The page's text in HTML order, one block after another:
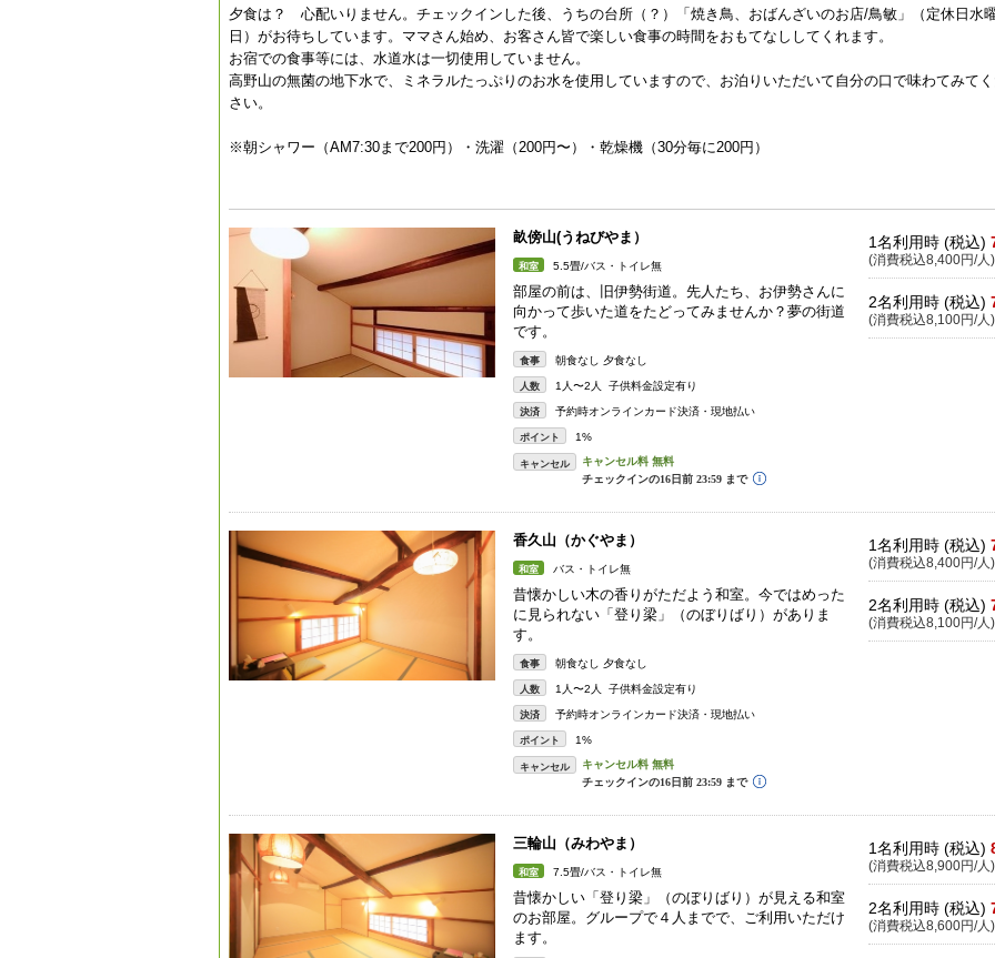
夕食は？ 心配いりません。チェックインした後、うちの台所（？）「焼き鳥、おばんざいのお店/鳥敏」（定休日水
日）がお待ちしています。ママさん始め、お客さん皆で楽しい食事の時間をおもてなししてくれます。
お宿での食事等には、水道水は一切使用していません。
高野山の無菌の地下水で、ミネラルたっぷりのお水を使用していますので、お泊りいただいて自分の口で味わてみて
さい。
※朝シャワー（AM7:30まで200円）・洗濯（200円〜）・乾燥機（30分毎に200円）
畝傍山(うねびやま）
和室 5.5畳/バス・トイレ無
部屋の前は、旧伊勢街道。先人たち、お伊勢さんに
向かって歩いた道をたどってみませんか？夢の街道
です。
食事 朝食なし 夕食なし
人数 1人〜2人 子供料金設定有り
決済 予約時オンラインカード決済・現地払い
ポイント 1%
キャンセル
1名利用時 (税込)
(消費税込8,400円/人)
2名利用時 (税込)
(消費税込8,100円/人)
香久山（かぐやま）
和室 バス・トイレ無
昔懐かしい木の香りがただよう和室。今ではめった
に見られない「登り梁」（のぼりばり）がありま
す。
食事 朝食なし 夕食なし
人数 1人〜2人 子供料金設定有り
決済 予約時オンラインカード決済・現地払い
ポイント 1%
キャンセル
1名利用時 (税込)
(消費税込8,400円/人)
2名利用時 (税込)
(消費税込8,100円/人)
三輪山（みわやま）
和室 7.5畳/バス・トイレ無
昔懐かしい「登り梁」（のぼりばり）が見える和室
のお部屋。グループで４人までで、ご利用いただけ
ます。
1名利用時 (税込)
(消費税込8,900円/人)
2名利用時 (税込)
(消費税込8,600円/人)